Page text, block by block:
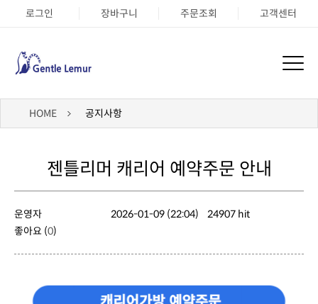
로그인 장바구니 주문조회 고객센터
HOME 공지사항
젠틀리머 캐리어 예약주문 안내
운영자 2026-01-09 (22:04)
24907 hit
좋아요 (0)